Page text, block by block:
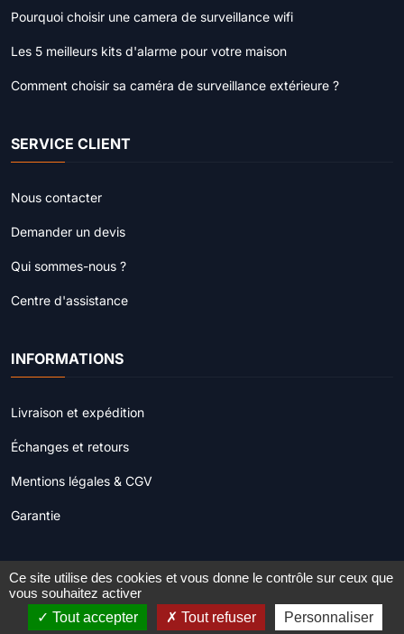
Pourquoi choisir une camera de surveillance wifi
Les 5 meilleurs kits d'alarme pour votre maison
Comment choisir sa caméra de surveillance extérieure ?
SERVICE CLIENT
Nous contacter
Demander un devis
Qui sommes-nous ?
Centre d'assistance
INFORMATIONS
Livraison et expédition
Échanges et retours
Mentions légales & CGV
Garantie
© 2022 - 2026
Site réalisé parWeb'Création
Ce site utilise des cookies et vous donne le contrôle sur ceux que
vous souhaitez activer
Tout accepter
Tout refuser Personnaliser